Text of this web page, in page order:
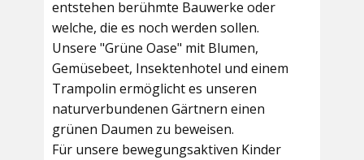
entstehen berühmte Bauwerke oder
welche, die es noch werden sollen.
Unsere "Grüne Oase" mit Blumen,
Gemüsebeet, Insektenhotel und einem
Trampolin ermöglicht es unseren
naturverbundenen Gärtnern einen
grünen Daumen zu beweisen.
Für unsere bewegungsaktiven Kinder